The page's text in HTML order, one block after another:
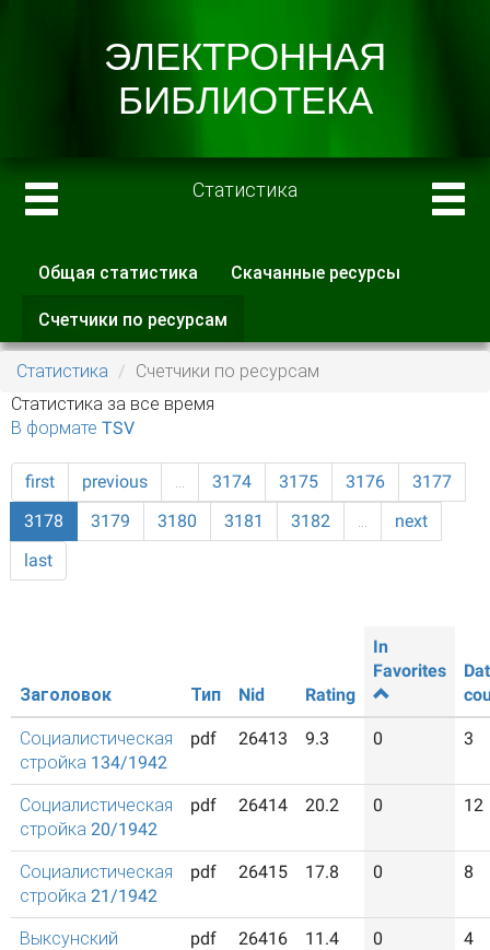
Статистика
Главные вкладки
Общая статистика Скачанные ресурсы
Счетчики по ресурсам
вкладка)
Статистика
Счетчики по ресурсам
Статистика за все время
В формате TSV
first previous … 3174 3175 3176
3177
3178
3179 3180 3181 3182 …
next
last
Заголовок Тип Nid Rating
In
Favorites
Социалистическая
стройка 134/1942
pdf 26413 9.3 0 3
Социалистическая
стройка 20/1942
pdf 26414 20.2 0 12
Социалистическая
стройка 21/1942
pdf 26415 17.8 0 8
Выксунский
pdf 26416 11.4 0 4